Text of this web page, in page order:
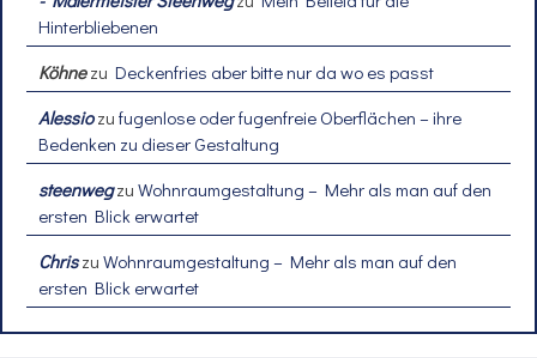
Hinterbliebenen
Köhnezu Deckenfries aber bitte nur da wo es passt
Alessiozu fugenlose oder fugenfreie Oberflächen – ihre
Bedenken zu dieser Gestaltung
steenwegzu Wohnraumgestaltung – Mehr als man auf den
ersten Blick erwartet
Chriszu Wohnraumgestaltung – Mehr als man auf den
ersten Blick erwartet